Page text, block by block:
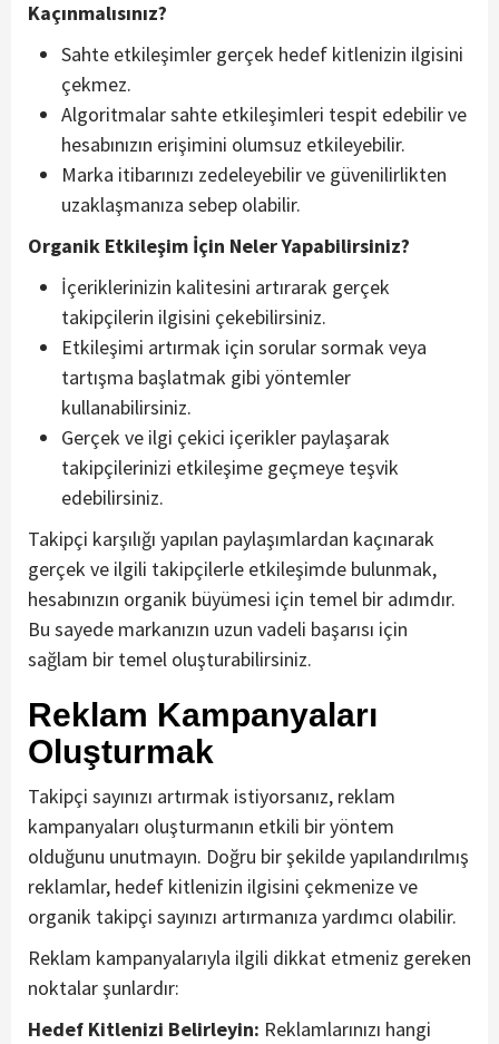
Kaçınmalısınız?
Sahte etkileşimler gerçek hedef kitlenizin ilgisini
çekmez.
Algoritmalar sahte etkileşimleri tespit edebilir ve
hesabınızın erişimini olumsuz etkileyebilir.
Marka itibarınızı zedeleyebilir ve güvenilirlikten
uzaklaşmanıza sebep olabilir.
Organik Etkileşim İçin Neler Yapabilirsiniz?
İçeriklerinizin kalitesini artırarak gerçek
takipçilerin ilgisini çekebilirsiniz.
Etkileşimi artırmak için sorular sormak veya
tartışma başlatmak gibi yöntemler
kullanabilirsiniz.
Gerçek ve ilgi çekici içerikler paylaşarak
takipçilerinizi etkileşime geçmeye teşvik
edebilirsiniz.
Takipçi karşılığı yapılan paylaşımlardan kaçınarak
gerçek ve ilgili takipçilerle etkileşimde bulunmak,
hesabınızın organik büyümesi için temel bir adımdır.
Bu sayede markanızın uzun vadeli başarısı için
sağlam bir temel oluşturabilirsiniz.
Reklam Kampanyaları
Oluşturmak
Takipçi sayınızı artırmak istiyorsanız, reklam
kampanyaları oluşturmanın etkili bir yöntem
olduğunu unutmayın. Doğru bir şekilde yapılandırılmış
reklamlar, hedef kitlenizin ilgisini çekmenize ve
organik takipçi sayınızı artırmanıza yardımcı olabilir.
Reklam kampanyalarıyla ilgili dikkat etmeniz gereken
noktalar şunlardır:
Hedef Kitlenizi Belirleyin: Reklamlarınızı hangi